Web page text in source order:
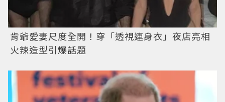
肯爺愛妻尺度全開！穿「透視連身衣」夜店亮相
火辣造型引爆話題